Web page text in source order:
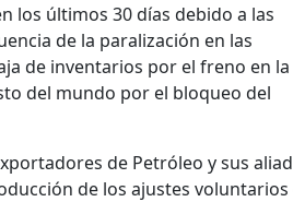
los últimos 30 días debido a las
de la paralización en las
de inventarios por el freno en la
del mundo por el bloqueo del
de Petróleo y sus
de los ajustes voluntarios